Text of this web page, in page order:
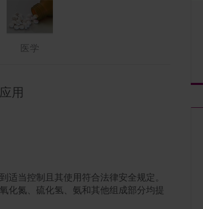
医学
用
适当控制且其使用符合法律安全规定。
化氮、硫化氢、氨和其他组成部分均提
硫会侵蚀排气管中的催化器，从而导致
和酸雨的形成。
NH3 和废气的其他组成部分，用于工业
用
中可以快速、无痛苦地进行皮肤试验。
肤层并生成皮肤图像，且不需要侵入性